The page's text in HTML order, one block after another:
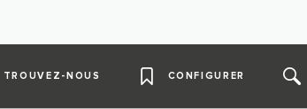
TROUVEZ-NOUS CONFIGURER